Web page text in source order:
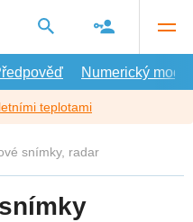
Numerický model
teplotami
snímky, radar